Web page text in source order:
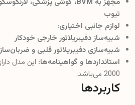
تیوب
لوازم جانبی اختیاری:
شبیه‌ساز دفیبریلاتور خارجی خودکار
شبیه‌سازی دفیبریلاتور قلبی و ضربان‌ساز
استانداردها و گواهینامه‌ها:
2000 می‌باشد.
کاربردها